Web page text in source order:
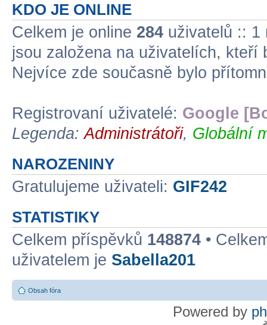
KDO JE ONLINE
Celkem je online 284 uživatelů :: 1
jsou založena na uživatelích,
Nejvíce zde současně bylo
Registrovaní uživatelé: Google
Legenda:Administrátoři, Globální
NAROZENINY
Gratulujeme uživateli: GIF242
STATISTIKY
Celkem příspěvků 148874 •
uživatelem je Sabella201
Obsah fóra
Powered by